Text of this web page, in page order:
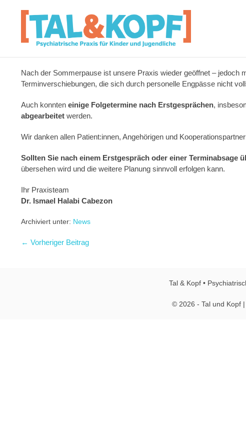
Nach der Sommerpause ist unsere Praxis wieder geöffnet – jedoch
Terminverschiebungen, die sich durch personelle Engpässe nicht
Auch konnten einige Folgetermine nach Erstgesprächen,
abgearbeitet werden.
Wir danken allen Patient:innen, Angehörigen und
Sollten Sie nach einem Erstgespräch oder einer Terminabsage
übersehen wird und die weitere Planung sinnvoll erfolgen kann.
Ihr Praxisteam
Dr. Ismael Halabi Cabezon
Archiviert unter: News
← Vorheriger Beitrag
Tal & Kopf •
© 2026 - Tal und Kopf